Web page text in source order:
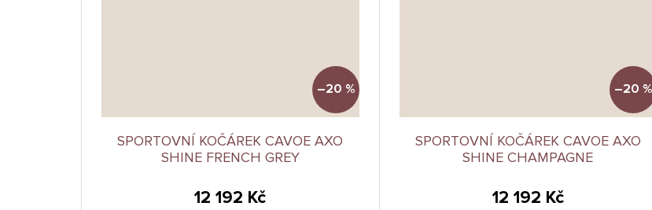
–20 %
SPORTOVNÍ KOČÁREK CAVOE AXO
SHINE FRENCH GREY
12 192 Kč
–20 %
SPORTOVNÍ KOČÁREK CAVOE AXO
SHINE CHAMPAGNE
12 192 Kč